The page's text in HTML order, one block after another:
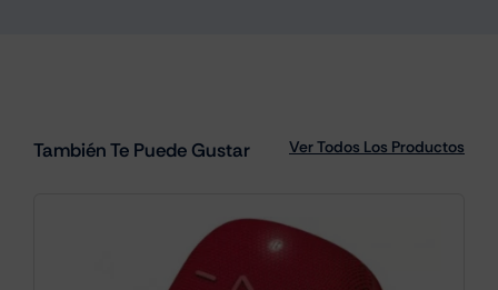
También Te Puede Gustar Ver Todos Los Productos